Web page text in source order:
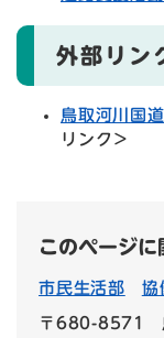
外部リン
鳥取河川国
リンク＞
このページ
市民生活部 協
〒680-8571